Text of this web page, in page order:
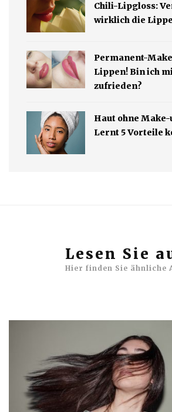
Chili-Lipgloss:
wirklich die
Permanent-
Lippen! Bin ich
zufrieden?
Haut ohne
Lernt 5 Vorteile
Lesen Sie
Hier finden Sie ähnliche